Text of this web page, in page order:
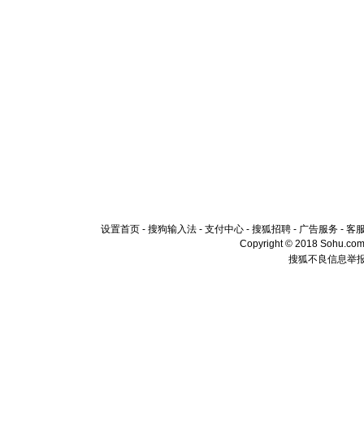
设置首页 - 搜狗输入法 - 支付中心 - 搜狐招聘 - 广告服务 - 客
Copyright © 2018
搜狐不良信息举